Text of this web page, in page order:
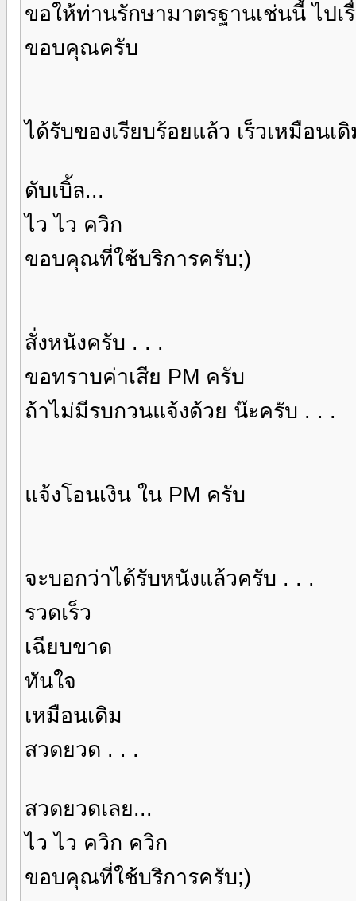
ขอให้ท่านรักษามาตรฐานเช่นนี้ ไป
ขอบคุณครับ
ได้รับของเรียบร้อยแล้ว เร็วเหมือนเ
ดับเบิ้ล...
ไว ไว ควิก
ขอบคุณที่ใช้บริการครับ;)
สั่งหนังครับ . . .
ขอทราบค่าเสีย PM ครับ
ถ้าไม่มีรบกวนแจ้งด้วย น๊ะครับ . . .
แจ้งโอนเงิน ใน PM ครับ
จะบอกว่าได้รับหนังแล้วครับ . . .
รวดเร็ว
เฉียบขาด
ทันใจ
เหมือนเดิม
สวดยวด . . .
สวดยวดเลย...
ไว ไว ควิก ควิก
ขอบคุณที่ใช้บริการครับ;)